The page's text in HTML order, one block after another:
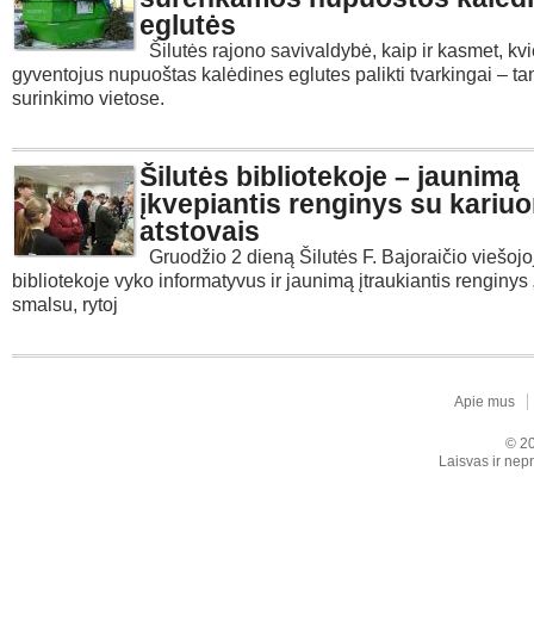
eglutės
Šilutės rajono savivaldybė, kaip ir kasmet,
gyventojus nupuoštas kalėdines eglutes palikti tvarkingai –
surinkimo vietose.
Šilutės bibliotekoje – jaunimą
įkvepiantis renginys su
atstovais
Gruodžio 2 dieną Šilutės F. Bajoraičio
bibliotekoje vyko informatyvus ir jaunimą įtraukiantis renginys
smalsu, rytoj
Apie mus
©
Laisvas ir